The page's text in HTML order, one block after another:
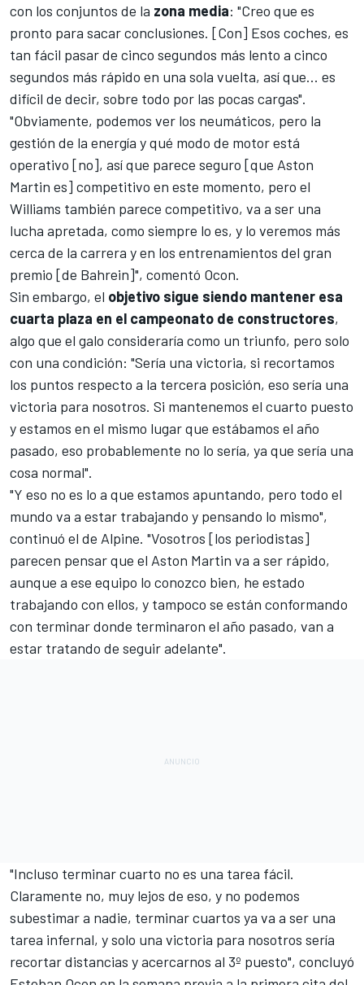
con los conjuntos de la zona media: "Creo que es
pronto para sacar conclusiones. [Con] Esos coches, es
tan fácil pasar de cinco segundos más lento a cinco
segundos más rápido en una sola vuelta, así que... es
difícil de decir, sobre todo por las pocas cargas".
"Obviamente, podemos ver los neumáticos, pero la
gestión de la energía y qué modo de motor está
operativo [no], así que parece seguro [que Aston
Martin es] competitivo en este momento, pero el
Williams también parece competitivo, va a ser una
lucha apretada, como siempre lo es, y lo veremos más
cerca de la carrera y en los entrenamientos del gran
premio [de Bahrein]", comentó Ocon.
Sin embargo, el objetivo sigue siendo mantener esa
cuarta plaza en el campeonato de constructores,
algo que el galo consideraría como un triunfo, pero solo
con una condición: "Sería una victoria, si recortamos
los puntos respecto a la tercera posición, eso sería una
victoria para nosotros. Si mantenemos el cuarto puesto
y estamos en el mismo lugar que estábamos el año
pasado, eso probablemente no lo sería, ya que sería una
cosa normal".
"Y eso no es lo a que estamos apuntando, pero todo el
mundo va a estar trabajando y pensando lo mismo",
continuó el de Alpine. "Vosotros [los periodistas]
parecen pensar que el Aston Martin va a ser rápido,
aunque a ese equipo lo conozco bien, he estado
trabajando con ellos, y tampoco se están conformando
con terminar donde terminaron el año pasado, van a
estar tratando de seguir adelante".
"Incluso terminar cuarto no es una tarea fácil.
Claramente no, muy lejos de eso, y no podemos
subestimar a nadie, terminar cuartos ya va a ser una
tarea infernal, y solo una victoria para nosotros sería
recortar distancias y acercarnos al 3º puesto", concluyó